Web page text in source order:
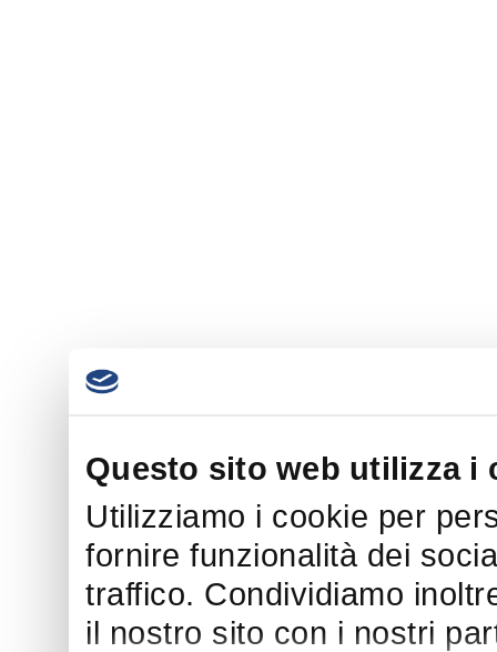
Questo sito web utilizza i
Utilizziamo i cookie per
fornire funzionalità dei
traffico. Condividiamo
il nostro sito con i nostri